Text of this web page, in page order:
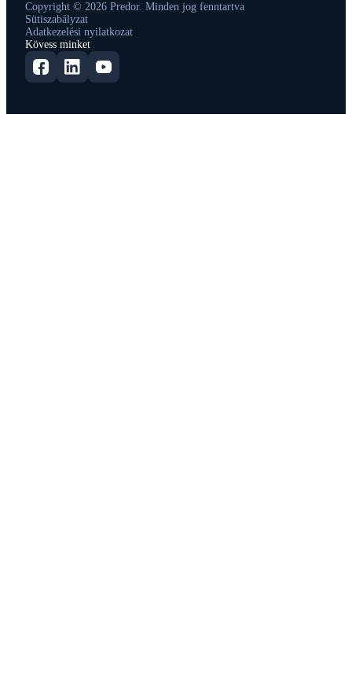
Copyright © 2026 Predor. Minden jog fenntartva
Sütiszabályzat
Adatkezelési nyilatkozat
Kövess minket